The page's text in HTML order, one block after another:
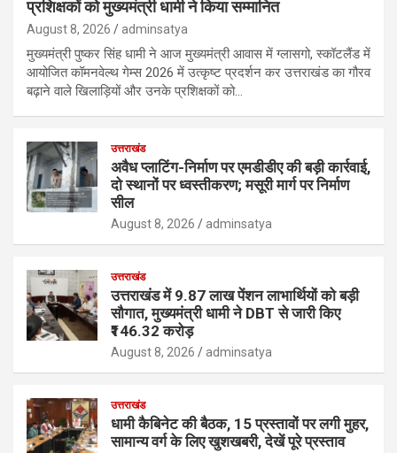
प्रशिक्षकों को मुख्यमंत्री धामी ने किया सम्मानित
August 8, 2026 adminsatya
मुख्यमंत्री पुष्कर सिंह धामी ने आज मुख्यमंत्री आवास में ग्लासगो, स्कॉटलैंड में
आयोजित कॉमनवेल्थ गेम्स 2026 में उत्कृष्ट प्रदर्शन कर उत्तराखंड का गौरव
बढ़ाने वाले खिलाड़ियों और उनके प्रशिक्षकों को…
उत्तराखंड
अवैध प्लाटिंग-निर्माण पर एमडीडीए की बड़ी कार्रवाई,
दो स्थानों पर ध्वस्तीकरण; मसूरी मार्ग पर निर्माण
सील
August 8, 2026 adminsatya
उत्तराखंड
उत्तराखंड में 9.87 लाख पेंशन लाभार्थियों को बड़ी
सौगात, मुख्यमंत्री धामी ने DBT से जारी किए
₹146.32 करोड़
August 8, 2026 adminsatya
उत्तराखंड
धामी कैबिनेट की बैठक, 15 प्रस्तावों पर लगी मुहर,
सामान्य वर्ग के लिए खुशखबरी, देखें पूरे प्रस्ताव